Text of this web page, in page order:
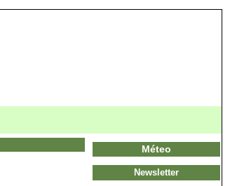
Méteo
Newsletter